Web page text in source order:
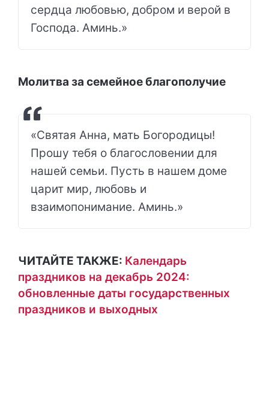
сердца любовью, добром и верой в
Господа. Аминь.»
Молитва за семейное благополучие
«Святая Анна, мать Богородицы!
Прошу тебя о благословении для
нашей семьи. Пусть в нашем доме
царит мир, любовь и
взаимопонимание. Аминь.»
ЧИТАЙТЕ ТАКЖЕ: Календарь
праздников на декабрь 2024:
обновленные даты государственных
праздников и выходных